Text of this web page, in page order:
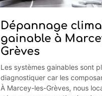
Dépannage
gainable à
Grèves
Les systèmes gainables sont
diagnostiquer car les
À Marcey-les-Grèves, nous